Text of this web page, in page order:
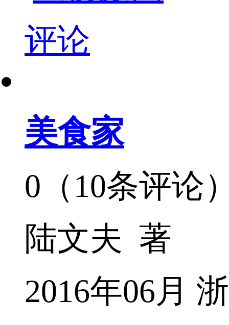
评论
美食家
0（10条评论
陆文夫 著
2016年06月